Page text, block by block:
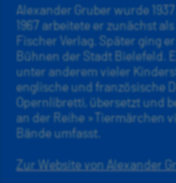
Alexander Gruber wurde
1967 arbeitete er zunächst
Fischer Verlag. Später ging
Bühnen der Stadt Bielefeld.
unter anderem vieler
englische und französische
Opernlibretti, übersetzt und
an der Reihe »Tiermärchen
Bände umfasst.
Zur Website von Alexander